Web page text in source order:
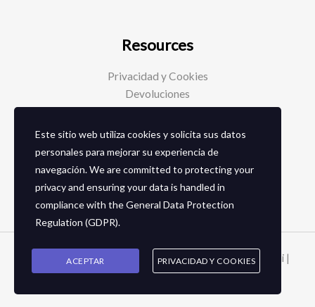
Resources
Privacidad y Cookies
Devoluciones
Social Media
Facebook
Instagram
Copyright © 2026 Zapaterias en granada - Calzados toñi |
2024
Este sitio web utiliza cookies y solicita sus datos
personales para mejorar su experiencia de
navegación. We are committed to protecting your
privacy and ensuring your data is handled in
compliance with theGeneral Data Protection
Regulation (GDPR).
ACEPTAR PRIVACIDAD Y COOKIES